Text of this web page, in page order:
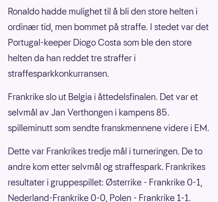
Ronaldo hadde mulighet til å bli den store helten i
ordinær tid, men bommet på straffe. I stedet var det
Portugal-keeper Diogo Costa som ble den store
helten da han reddet tre straffer i
straffesparkkonkurransen.
Frankrike slo ut Belgia i åttedelsfinalen. Det var et
selvmål av Jan Verthongen i kampens 85.
spilleminutt som sendte franskmennene videre i EM.
Dette var Frankrikes tredje mål i turneringen. De to
andre kom etter selvmål og straffespark. Frankrikes
resultater i gruppespillet: Østerrike - Frankrike 0-1,
Nederland-Frankrike 0-0, Polen - Frankrike 1-1.